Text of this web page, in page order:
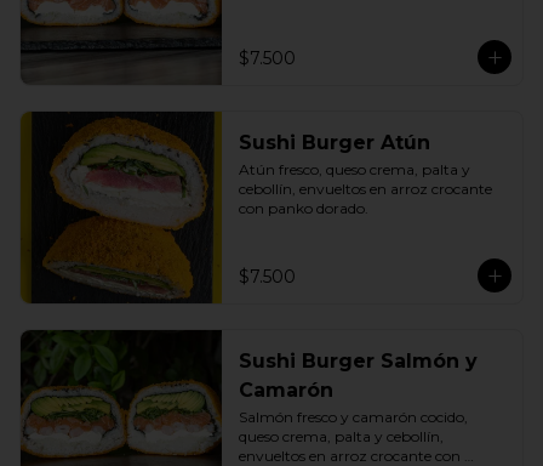
$7.500
Sushi Burger Atún
Atún fresco, queso crema, palta y
cebollín, envueltos en arroz crocante
con panko dorado.
$7.500
Sushi Burger Salmón y
Camarón
Salmón fresco y camarón cocido,
queso crema, palta y cebollín,
envueltos en arroz crocante con